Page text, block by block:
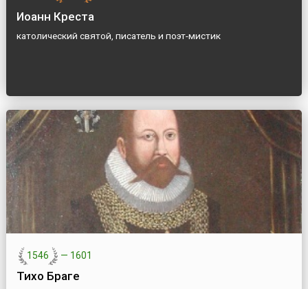
Иоанн Креста
католический святой, писатель и поэт-мистик
1546 — 1601
Тихо Браге